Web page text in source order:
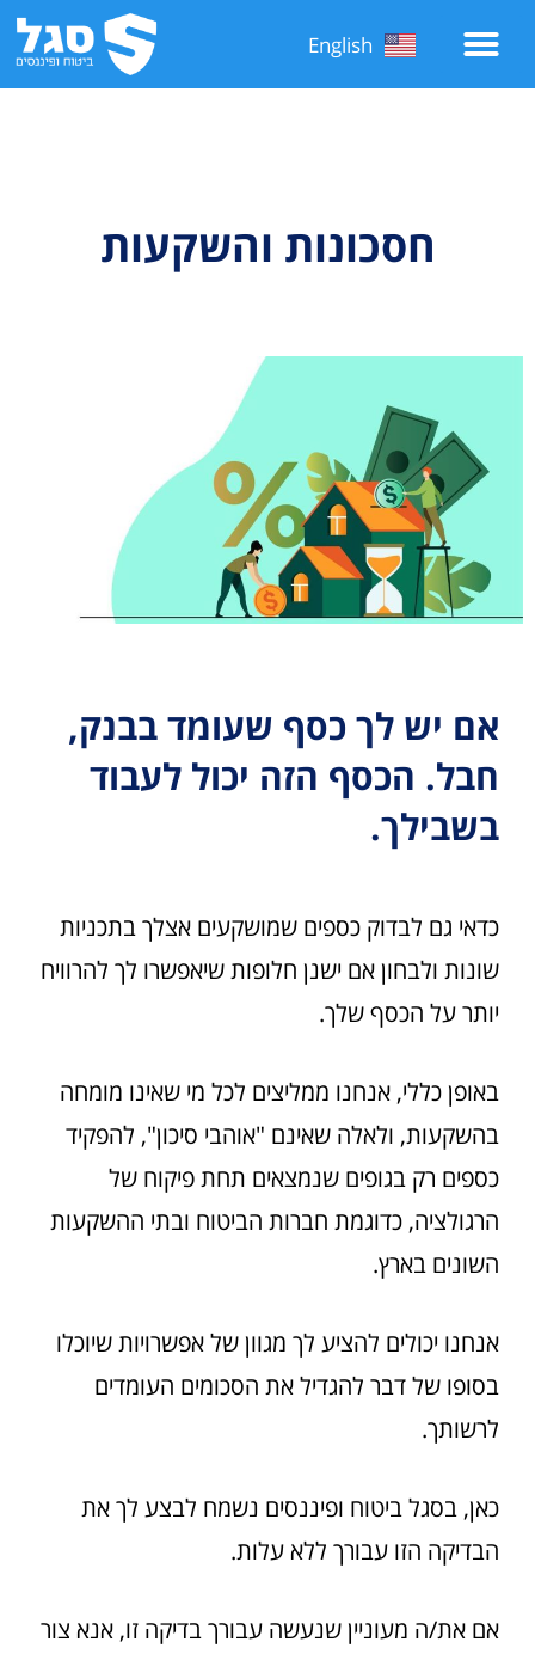
English
חסכונות והשקעות
אם יש לך כסף שעומד בבנק,
חבל. הכסף הזה יכול לעבוד
בשבילך.
כדאי גם לבדוק כספים שמושקעים אצלך בתכניות
שונות ולבחון אם ישנן חלופות שיאפשרו לך להרוויח
יותר על הכסף שלך.
באופן כללי, אנחנו ממליצים לכל מי שאינו מומחה
בהשקעות, ולאלה שאינם "אוהבי סיכון", להפקיד
כספים רק בגופים שנמצאים תחת פיקוח של
הרגולציה, כדוגמת חברות הביטוח ובתי ההשקעות
השונים בארץ.
אנחנו יכולים להציע לך מגוון של אפשרויות שיוכלו
בסופו של דבר להגדיל את הסכומים העומדים
לרשותך.
כאן, בסגל ביטוח ופיננסים נשמח לבצע לך את
הבדיקה הזו עבורך ללא עלות.
אם את/ה מעוניין שנעשה עבורך בדיקה זו, אנא צור